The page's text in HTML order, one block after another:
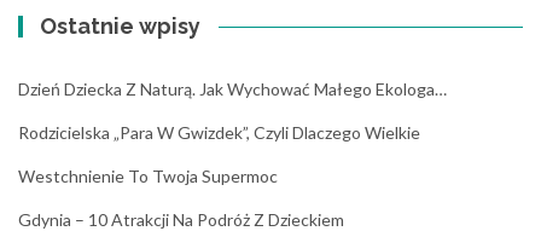
Ostatnie wpisy
Dzień Dziecka Z Naturą. Jak Wychować Małego Ekologa…
Rodzicielska „para W Gwizdek”, Czyli Dlaczego Wielkie
Westchnienie To Twoja Supermoc
Gdynia – 10 Atrakcji Na Podróż Z Dzieckiem